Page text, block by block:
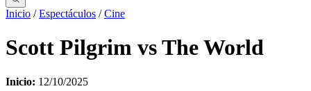
Inicio /Espectáculos /Cine
Scott Pilgrim vs The World
Inicio: 12/10/2025